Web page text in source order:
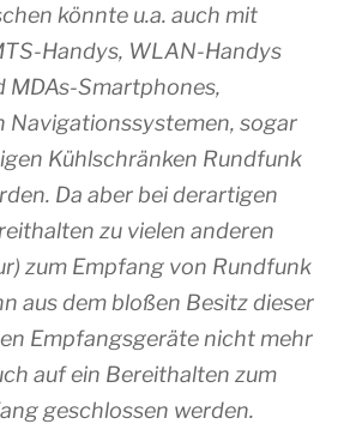
könnte u.a. auch mit
Handys, WLAN-Handys
MDAs-Smartphones,
Navigationssystemen, sogar
Kühlschränken Rundfunk
Da aber bei derartigen
zu vielen anderen
zum Empfang von Rundfunk
aus dem bloßen Besitz dieser
Empfangsgeräte nicht mehr
auf ein Bereithalten zum
geschlossen werden.